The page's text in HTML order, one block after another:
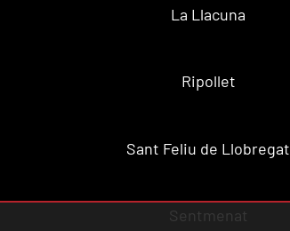
La Llacuna
Ripollet
Sant Feliu de Llobregat
Sentmenat